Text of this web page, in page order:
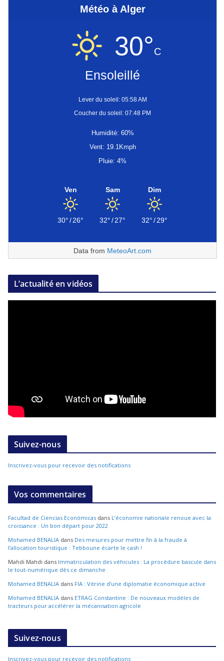
Météo à Alger
30°C
Ensoleillé
Lever du soleil: 05:58 AM
Coucher du soleil: 07:48 PM
Humidité: 60%
Vent: 19.1Kmph
Pluie: 4%
Ven
30°/26°
Sam
32°/27°
Dim
32°/29°
Data from MeteoArt.com
L’actualité en vidéos
Suivez-nous
Inscrivez-vous pour recevoir des notifications
Vos commentaires
Facultad de Ciencias Económicas dans L’économie nationale renoue avec la
croissance : Un bon départ pour 2022
Mohamed BENALIA dans Des mesures pour mettre fin à la fraude à
l’allocation touristique : Tebboune écarte le cash !
Mahdi Mahdi dans Immatriculation des véhicules : La procédure bascule dans
le tout-numérique dès ce dimanche
Mohamed BENALIA dans FIA : Vitrine d’une diplomatie économique active
Mohamed BENALIA dans ETRAG Constantine : De nouveaux modèles de
tracteurs pour accélérer la mécanisation agricole
Suivez-nous
Inscrivez-vous pour recevoir des notifications